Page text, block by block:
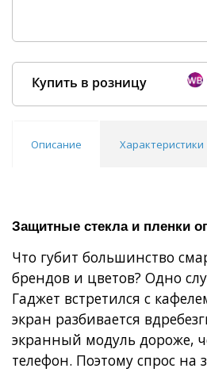
Купить в розницу
Описание Характеристики
Защитные стекла и пленки
Что губит большинство
брендов и цветов? Одно
Гаджет встретился с
экран разбивается
экранный модуль дороже,
телефон. Поэтому спрос на